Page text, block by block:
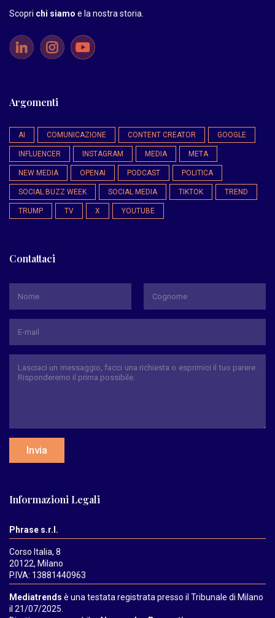
Scopri chi siamo e la nostra storia.
Argomenti
AI COMUNICAZIONE CONTENT CREATOR GOOGLE
INFLUENCER INSTAGRAM MEDIA META
NEW MEDIA OPENAI PODCAST POLITICA
SOCIAL BUZZ WEEK SOCIAL MEDIA TIKTOK TREND
TRUMP TV X YOUTUBE
Contattaci
Invia
Informazioni Legali
Phrase s.r.l.
Corso Italia, 8
20122, Milano
P.IVA: 13881440963
Mediatrends è una testata registrata presso il Tribunale di Milano
il 21/07/2025.